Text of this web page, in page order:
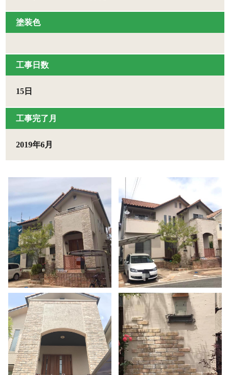
塗装色
⼯事⽇数
15日
⼯事完了月
2019年6月